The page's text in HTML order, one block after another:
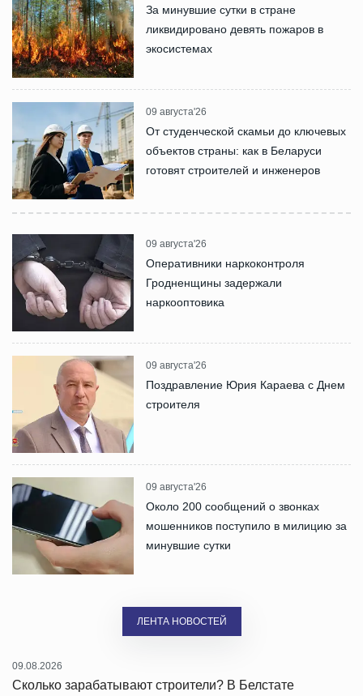
За минувшие сутки в стране
ликвидировано девять пожаров в
экосистемах
09 августа'26
От студенческой скамьи до ключевых
объектов страны: как в Беларуси
готовят строителей и инженеров
09 августа'26
Оперативники наркоконтроля
Гродненщины задержали
наркооптовика
09 августа'26
Поздравление Юрия Караева с Днем
строителя
09 августа'26
Около 200 сообщений о звонках
мошенников поступило в милицию за
минувшие сутки
ЛЕНТА НОВОСТЕЙ
09.08.2026
Сколько зарабатывают строители? В Белстате